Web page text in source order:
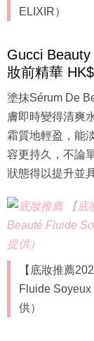
ELIXIR）
Gucci
妝前精華
塗抹Sérum De
膚即時變得清爽
霜質地輕盈，能
容更持久，不論
狀態得以提升並
【底妝推薦
Fluide
供）